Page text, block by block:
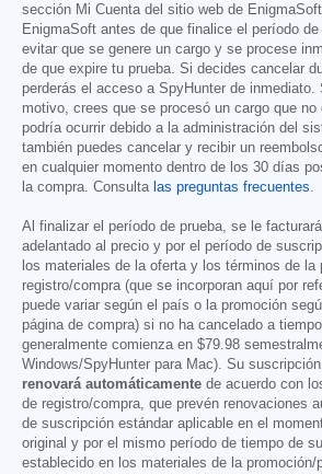
sección Mi Cuenta del sitio web de
EnigmaSoft antes de que finalice el período
evitar que se genere un cargo y se procese
de que expire tu prueba. Si decides cancelar
perderás el acceso a SpyHunter de inmediato.
motivo, crees que se procesó un cargo que no
podría ocurrir debido a la administración del
también puedes cancelar y recibir un
en cualquier momento dentro de los 30 días
la compra. Consulta las preguntas frecuentes.
Al finalizar el período de prueba, se le
adelantado al precio y por el período de
los materiales de la oferta y los términos de la
registro/compra (que se incorporan aquí por
puede variar según el país o la promoción
página de compra) si no ha cancelado a
generalmente comienza en $79.98
Windows/SpyHunter para Mac). Su
renovará automáticamente de acuerdo con
de registro/compra, que prevén renovaciones
de suscripción estándar aplicable en el
original y por el mismo período de tiempo de
establecido en los materiales de la promoción/